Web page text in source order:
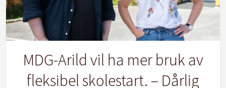
MDG-Arild vil ha mer bruk av
fleksibel skolestart. – Dårlig